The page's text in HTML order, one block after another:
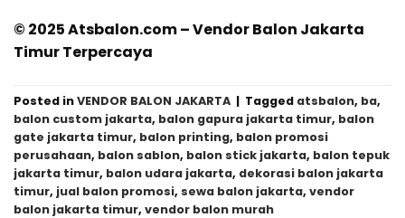
© 2025 Atsbalon.com – Vendor Balon Jakarta
Timur Terpercaya
Posted inVENDOR BALON JAKARTA | Tagged atsbalon, ba,
balon custom jakarta, balon gapura jakarta timur, balon
gate jakarta timur, balon printing, balon promosi
perusahaan, balon sablon, balon stick jakarta, balon tepuk
jakarta timur, balon udara jakarta, dekorasi balon jakarta
timur, jual balon promosi, sewa balon jakarta, vendor
balon jakarta timur, vendor balon murah